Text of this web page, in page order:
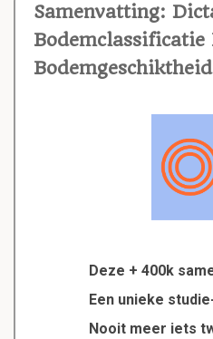
Samenvatting:
Bodemclassificatie
Deze + 400k
Een unieke
Nooit meer iets